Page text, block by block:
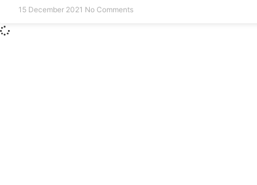
15 December 2021 No Comments